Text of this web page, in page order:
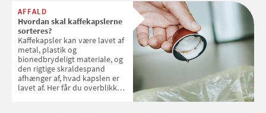
AFFALD
Hvordan skal kaffekapslerne
sorteres?
Kaffekapsler kan være lavet af
metal, plastik og
bionedbrydeligt materiale, og
den rigtige skraldespand
afhænger af, hvad kapslen er
lavet af. Her får du overblikket